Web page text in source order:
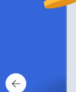
뒤로가
기